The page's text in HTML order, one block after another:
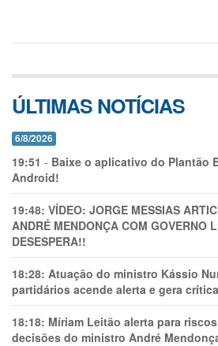
ÚLTIMAS NOTÍCIAS
6/8/2026
19:51 - Baixe o aplicativo do Plantão
Android!
19:48: VÍDEO: JORGE MESSIAS
ANDRÉ MENDONÇA COM GOVERNO
DESESPERA!!
18:28: Atuação do ministro Kássio
partidários acende alerta e gera
18:18: Míriam Leitão alerta para
decisões do ministro André